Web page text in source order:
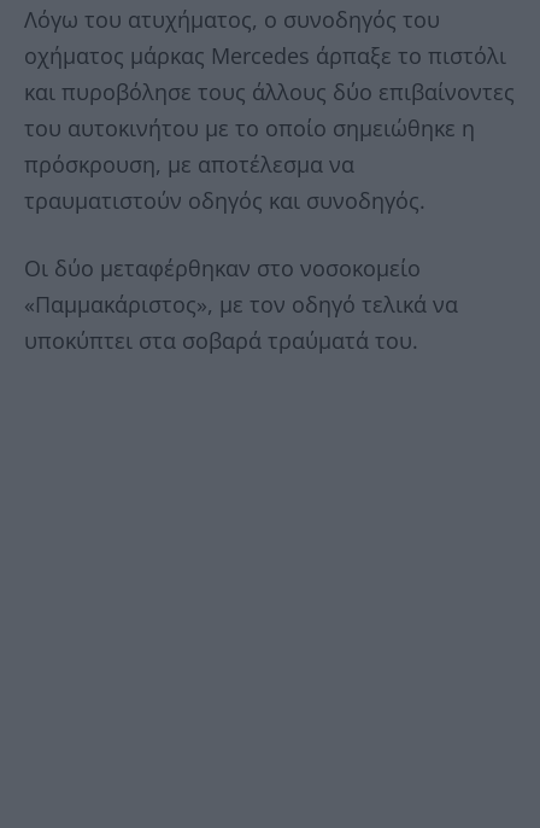
Λόγω του ατυχήματος, ο συνοδηγός του
οχήματος μάρκας Mercedes άρπαξε το πιστόλι
και πυροβόλησε τους άλλους δύο επιβαίνοντες
του αυτοκινήτου με το οποίο σημειώθηκε η
πρόσκρουση, με αποτέλεσμα να
τραυματιστούν οδηγός και συνοδηγός.
Οι δύο μεταφέρθηκαν στο νοσοκομείο
«Παμμακάριστος», με τον οδηγό τελικά να
υποκύπτει στα σοβαρά τραύματά του.